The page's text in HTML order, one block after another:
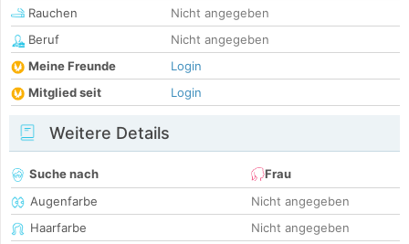
Rauchen
Nicht angegeben
Beruf
Nicht angegeben
Meine Freunde
Login
Mitglied seit
Login
Weitere Details
Suche nach
Frau
Augenfarbe
Nicht angegeben
Haarfarbe
Nicht angegeben